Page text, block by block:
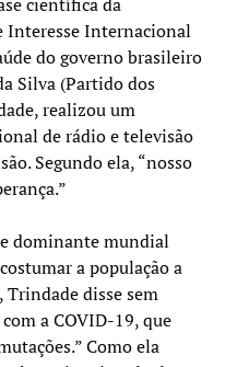
Interesse Internacional
do governo brasileiro
Silva (Partido dos
realizou um
de rádio e televisão
Segundo ela, “nosso
dominante mundial
a população a
Trindade disse sem
a COVID-19, que
Como ela